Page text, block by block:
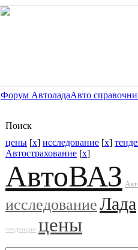
Форум АвтоладаАвто
Поиск
цены [x] исследование [x]
Автострахование [x]
АвтоВАЗ
исследованиеЛада
тенденции цены